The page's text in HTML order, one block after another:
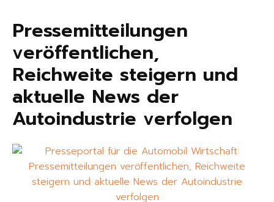
Pressemitteilungen
veröffentlichen,
Reichweite steigern und
aktuelle News der
Autoindustrie verfolgen